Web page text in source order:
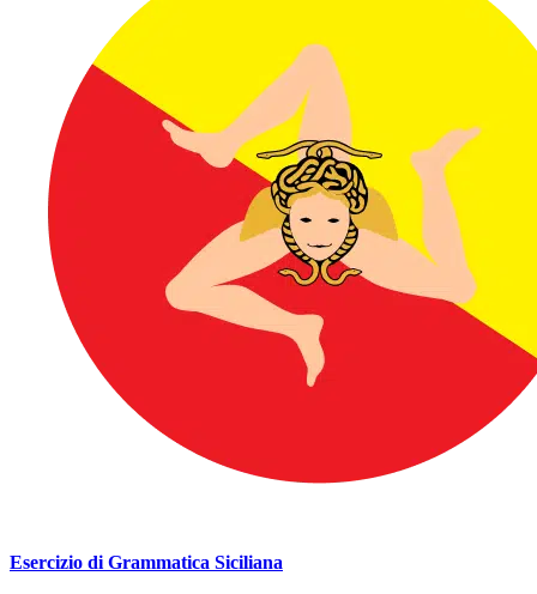
Esercizio di Grammatica Siciliana